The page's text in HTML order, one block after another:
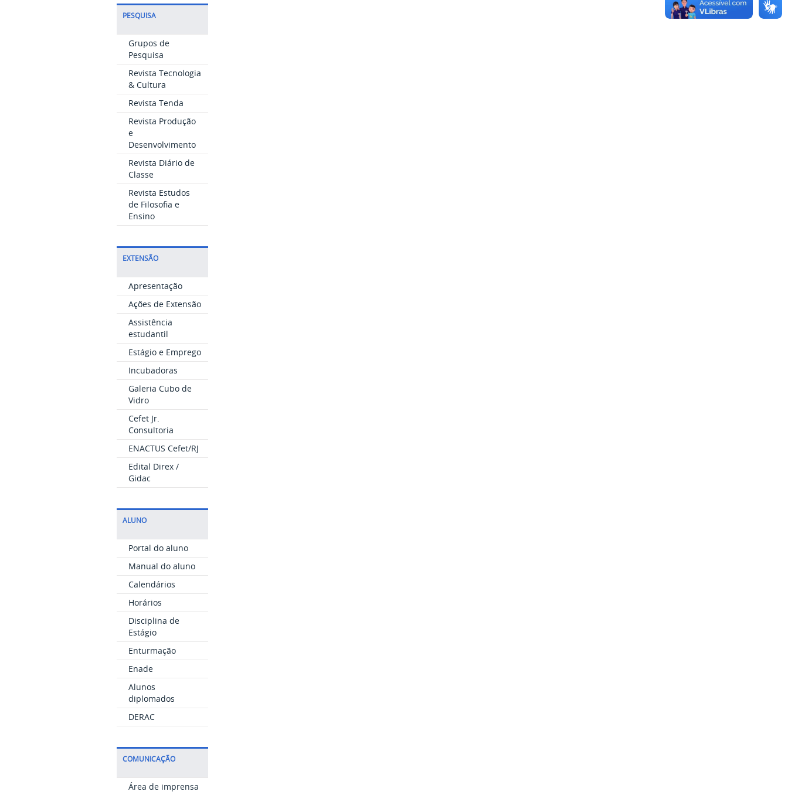
PESQUISA
Grupos de
Pesquisa
Revista Tecnologia
& Cultura
Revista Tenda
Revista Produção
e
Desenvolvimento
Revista Diário de
Classe
Revista Estudos
de Filosofia e
Ensino
EXTENSÃO
Apresentação
Ações de Extensão
Assistência
estudantil
Estágio e Emprego
Incubadoras
Galeria Cubo de
Vidro
Cefet Jr.
Consultoria
ENACTUS Cefet/RJ
Edital Direx /
Gidac
ALUNO
Portal do aluno
Manual do aluno
Calendários
Horários
Disciplina de
Estágio
Enturmação
Enade
Alunos
diplomados
DERAC
COMUNICAÇÃO
Área de imprensa